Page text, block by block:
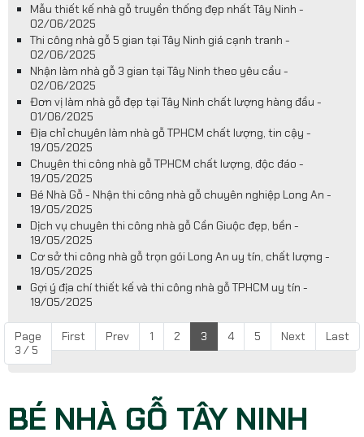
Mẫu thiết kế nhà gỗ truyền thống đẹp nhất Tây Ninh -
02/06/2025
Thi công nhà gỗ 5 gian tại Tây Ninh giá cạnh tranh -
02/06/2025
Nhận làm nhà gỗ 3 gian tại Tây Ninh theo yêu cầu -
02/06/2025
Đơn vị làm nhà gỗ đẹp tại Tây Ninh chất lượng hàng đầu -
01/06/2025
Địa chỉ chuyên làm nhà gỗ TPHCM chất lượng, tin cậy -
19/05/2025
Chuyên thi công nhà gỗ TPHCM chất lượng, độc đáo -
19/05/2025
Bé Nhà Gỗ - Nhận thi công nhà gỗ chuyên nghiệp Long An -
19/05/2025
Dịch vụ chuyên thi công nhà gỗ Cần Giuộc đẹp, bền -
19/05/2025
Cơ sở thi công nhà gỗ trọn gói Long An uy tín, chất lượng -
19/05/2025
Gợi ý địa chí thiết kế và thi công nhà gỗ TPHCM uy tín -
19/05/2025
Page
3 / 5
First Prev 1 2 3 4 5 Next Last
BÉ NHÀ GỖ TÂY NINH